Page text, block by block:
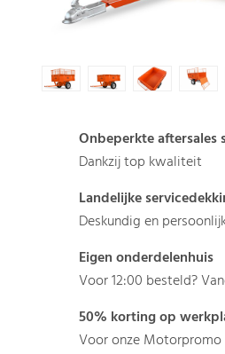
Onbeperkte aftersales
Dankzij top kwaliteit
Landelijke
Deskundig en
Eigen onderdelenhuis
Voor 12:00 besteld?
50% korting op
Voor onze